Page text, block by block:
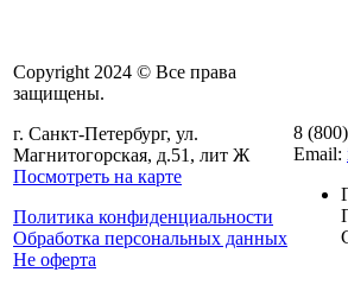
Copyright 2024 © Все права
защищены.
г. Санкт-Петербург, ул.
Магнитогорская, д.51, лит Ж
Посмотреть на карте
Политика конфиденциальности
Обработка персональных данных
Не оферта
8
Email: